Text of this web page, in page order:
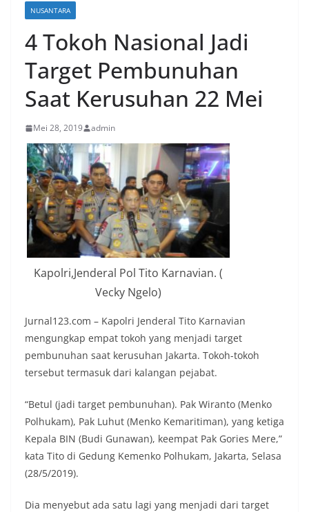
NUSANTARA
4 Tokoh Nasional Jadi
Target Pembunuhan
Saat Kerusuhan 22 Mei
Mei 28, 2019 admin
Kapolri,Jenderal Pol Tito Karnavian. (
Vecky Ngelo)
Jurnal123.com – Kapolri Jenderal Tito Karnavian
mengungkap empat tokoh yang menjadi target
pembunuhan saat kerusuhan Jakarta. Tokoh-tokoh
tersebut termasuk dari kalangan pejabat.
“Betul (jadi target pembunuhan). Pak Wiranto (Menko
Polhukam), Pak Luhut (Menko Kemaritiman), yang ketiga
Kepala BIN (Budi Gunawan), keempat Pak Gories Mere,”
kata Tito di Gedung Kemenko Polhukam, Jakarta, Selasa
(28/5/2019).
Dia menyebut ada satu lagi yang menjadi dari target